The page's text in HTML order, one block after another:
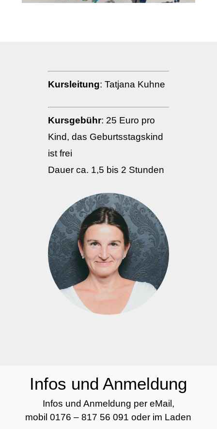
Kursleitung: Tatjana Kuhne
Kursgebühr: 25 Euro pro
Kind, das Geburtsstagskind
ist frei
Dauer ca. 1,5 bis 2 Stunden
Infos und Anmeldung
Infos und Anmeldung per eMail ,
mobil0176 – 817 56 091 oder im Laden